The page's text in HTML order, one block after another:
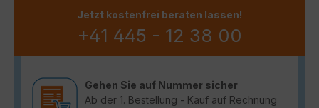
Jetzt kostenfrei beraten lassen!
+41 445 - 12 38 00
Gehen Sie auf Nummer sicher
Ab der 1. Bestellung - Kauf auf Rechnung